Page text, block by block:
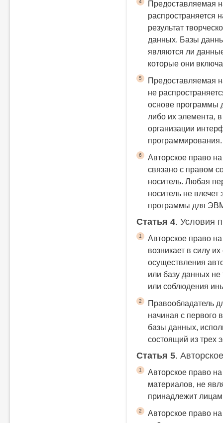
Предоставляемая
распространяется
результат
данных. Базы
являются ли
которые они
4
Предоставляемая
не
основе программы
либо их элемента,
организации
программирования.
5
Авторское право
связано с правом
носитель. Любая
носитель не
программы для
6
Статья 4. Условия
Авторское право
возникает в силу
осуществления
или базу данных не
или соблюдения
1
Правообладатель
начиная с первого
базы данных,
состоящий из трех
2
Статья 5.
Авторское право
материалов, не
принадлежит
1
Авторское право
2